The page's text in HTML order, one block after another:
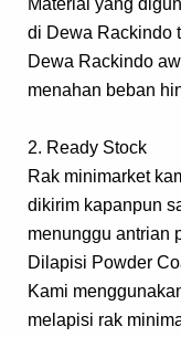
Material yang
di Dewa Rackindo
Dewa Rackindo
menahan beban
2. Ready Stock
Rak minimarket
dikirim kapanpun
menunggu antrian
Dilapisi Powder
Kami
melapisi rak